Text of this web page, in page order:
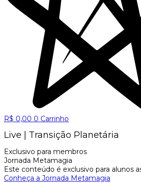
R$ 0,00 0 Carrinho
Live | Transição Planetária
Exclusivo para membros
Jornada Metamagia
Este conteúdo é exclusivo para alunos
Conheça a Jornada Metamagia